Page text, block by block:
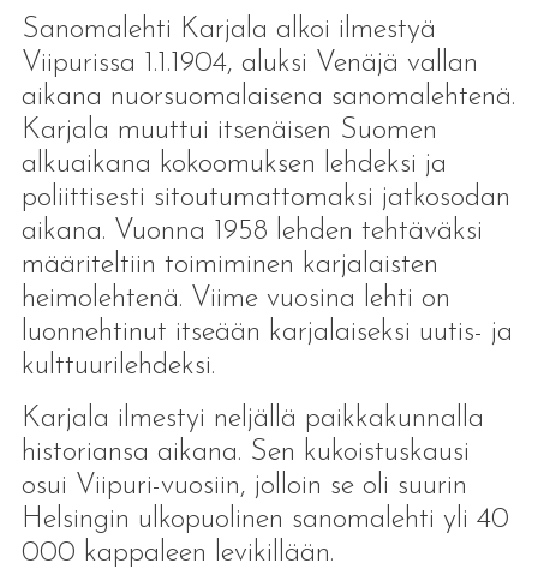
Sanomalehti Karjala alkoi ilmestyä
Viipurissa 1.1.1904, aluksi Venäjä vallan
aikana nuorsuomalaisena sanomalehtenä.
Karjala muuttui itsenäisen Suomen
alkuaikana kokoomuksen lehdeksi ja
poliittisesti sitoutumattomaksi jatkosodan
aikana. Vuonna 1958 lehden tehtäväksi
määriteltiin toimiminen karjalaisten
heimolehtenä. Viime vuosina lehti on
luonnehtinut itseään karjalaiseksi uutis- ja
kulttuurilehdeksi.
Karjala ilmestyi neljällä paikkakunnalla
historiansa aikana. Sen kukoistuskausi
osui Viipuri-vuosiin, jolloin se oli suurin
Helsingin ulkopuolinen sanomalehti yli 40
000 kappaleen levikillään.